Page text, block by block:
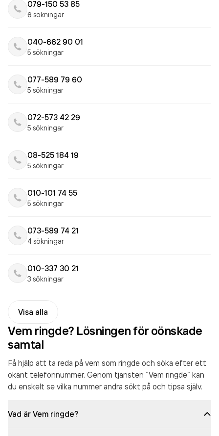
079-150 53 85
6 sökningar
040-662 90 01
5 sökningar
077-589 79 60
5 sökningar
072-573 42 29
5 sökningar
08-525 184 19
5 sökningar
010-101 74 55
5 sökningar
073-589 74 21
4 sökningar
010-337 30 21
3 sökningar
Visa alla
Vem ringde? Lösningen för oönskade
samtal
Få hjälp att ta reda på vem som ringde och söka efter ett
okänt telefonnummer. Genom tjänsten “Vem ringde” kan
du enskelt se vilka nummer andra sökt på och tipsa själv.
Vad är Vem ringde?